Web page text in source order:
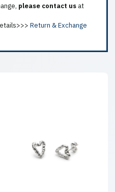
please contact us at
Return & Exchange